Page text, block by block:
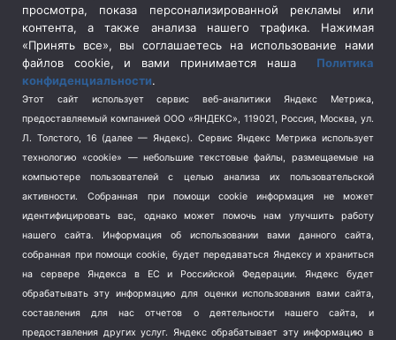
Социальная политика
(3)
Спецоперация в Украине
Спецоперация на Украине
(404)
Спорт (740)
Терроризм (1)
Транспорт (262)
Туризм (178)
Флот (76)
Школа и спорт (2)
Экология (8)
Экономика (1172)
просмотра, показа персонализированной рекламы или
контента, а также анализа нашего трафика. Нажимая
«Принять все», вы соглашаетесь на использование нами
файлов cookie, и вами принимается наша Политика
конфиденциальности.
Этот сайт использует сервис веб-аналитики Яндекс Метрика,
предоставляемый компанией ООО «ЯНДЕКС», 119021, Россия, Москва, ул.
Л. Толстого, 16 (далее — Яндекс). Сервис Яндекс Метрика использует
технологию «cookie» — небольшие текстовые файлы, размещаемые на
компьютере пользователей с целью анализа их пользовательской
активности.
Собранная при помощи cookie информация не может
идентифицировать вас, однако может помочь нам улучшить работу
нашего сайта. Информация об использовании вами данного сайта,
собранная при помощи cookie, будет передаваться Яндексу и храниться
на сервере Яндекса в ЕС и Российской Федерации. Яндекс будет
обрабатывать эту информацию для оценки использования вами сайта,
составления для нас отчетов о деятельности нашего сайта, и
предоставления других услуг. Яндекс обрабатывает эту информацию в